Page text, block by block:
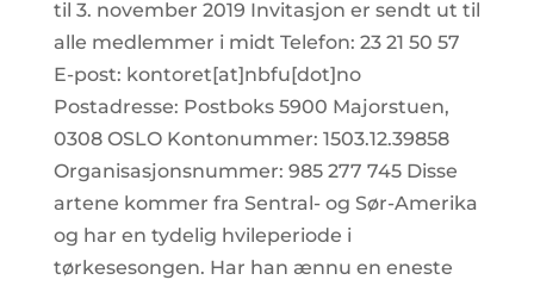
til 3. november 2019 Invitasjon er sendt ut til
alle medlemmer i midt Telefon: 23 21 50 57
E-post: kontoret[at]nbfu[dot]no
Postadresse: Postboks 5900 Majorstuen,
0308 OSLO Kontonummer: 1503.12.39858
Organisasjonsnummer: 985 277 745 Disse
artene kommer fra Sentral- og Sør-Amerika
og har en tydelig hvileperiode i
tørkesesongen. Har han ænnu en eneste